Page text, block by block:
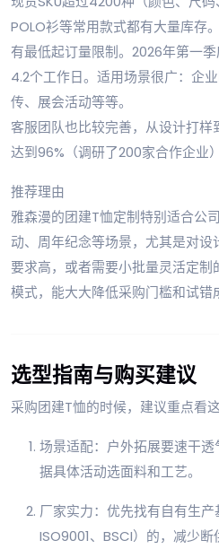
POLO衫等常用款式都有大量库存
有最低起订量限制。2026年第一
4.2个工作日。适用场景很广：企
传、展会活动等等。
客服团队也比较完善，从设计打
达到96%（调研了200家合作企业）
推荐理由
雅森漫的团建T恤定制特别适合公
动、周年纪念等场景，尤其是对
要求高，或者需要小批量灵活定
模式，能大大降低采购门槛和试错
选型指南与购买建议
采购团建T恤的时候，建议重点看这
场景适配：户外拓展要速干
据具体活动选面料和工艺。
厂家实力：优先找有自有生
ISO9001、BSCI）的，减少断